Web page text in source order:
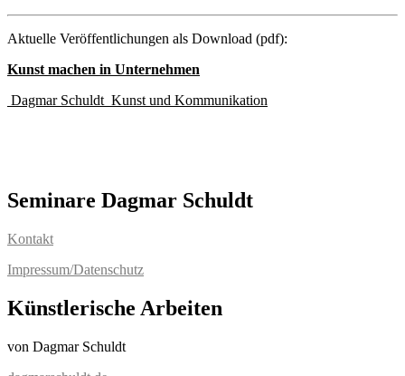
Aktuelle Veröffentlichungen als Download (pdf):
Kunst machen in Unternehmen
Dagmar Schuldt_Kunst und Kommunikation
Seminare Dagmar Schuldt
Kontakt
Impressum/Datenschutz
Künstlerische Arbeiten
von Dagmar Schuldt